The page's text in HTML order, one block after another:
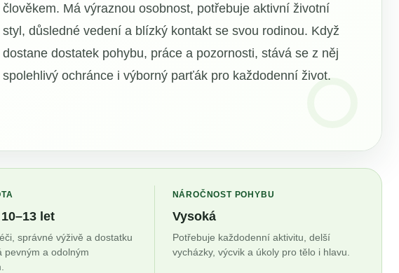
člověkem. Má výraznou osobnost, potřebuje aktivní životní
styl, důsledné vedení a blízký kontakt se svou rodinou. Když
dostane dostatek pohybu, práce a pozornosti, stává se z něj
spolehlivý ochránce i výborný parťák pro každodenní život.
let
správné výživě a dostatku
pevným a odolným
NÁROČNOST POHYBU
Vysoká
Potřebuje každodenní aktivitu, delší
vycházky, výcvik a úkoly pro tělo i hlavu.